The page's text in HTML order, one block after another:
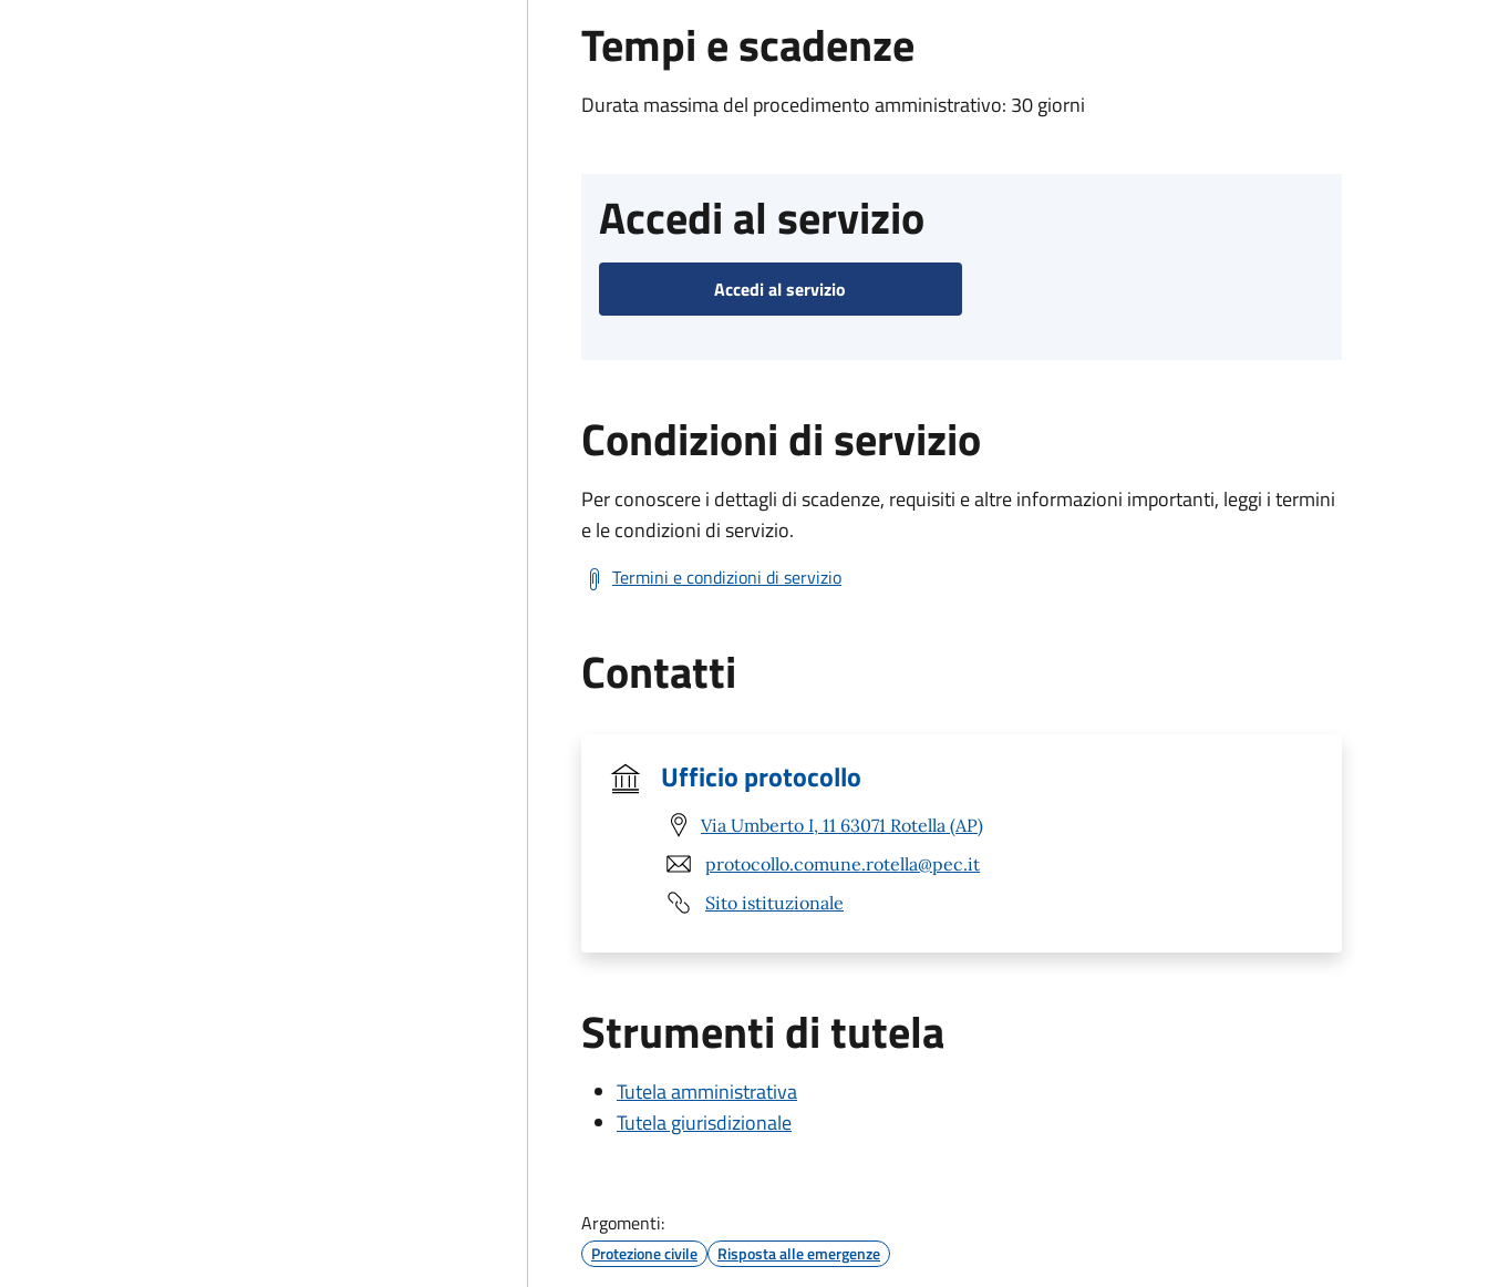
Tempi e scadenze
Durata massima del procedimento amministrativo: 30 giorni
Accedi al servizio
Accedi al servizio
Condizioni di servizio
Per conoscere i dettagli di scadenze, requisiti e altre informazioni importanti, leggi i termini
e le condizioni di servizio.
Termini e condizioni di servizio
Contatti
Ufficio protocollo
Via Umberto I, 11 63071 Rotella (AP)
protocollo.comune.rotella@pec.it
Sito istituzionale
Strumenti di tutela
Tutela amministrativa
Tutela giurisdizionale
Argomenti:
Protezione civile Risposta alle emergenze